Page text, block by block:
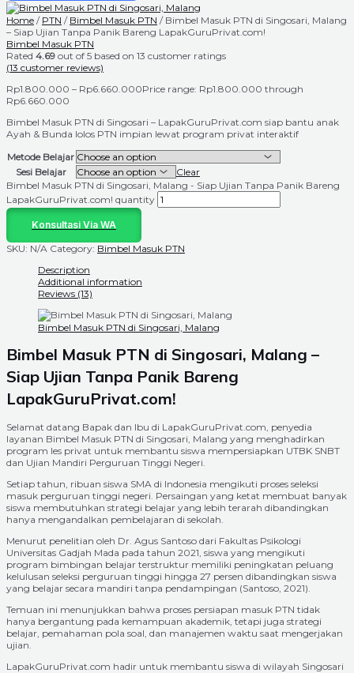
Home / PTN / Bimbel Masuk PTN / Bimbel Masuk PTN di Singosari, Malang
– Siap Ujian Tanpa Panik Bareng LapakGuruPrivat.com!
Bimbel Masuk PTN
Rated 4.69 out of 5 based on 13 customer ratings
(13 customer reviews)
Rp1.800.000 – Rp6.660.000Price range: Rp1.800.000 through
Rp6.660.000
Bimbel Masuk PTN di Singosari – LapakGuruPrivat.com siap bantu anak
Ayah & Bunda lolos PTN impian lewat program privat interaktif
Metode Belajar
Sesi Belajar
Clear
Bimbel Masuk PTN di Singosari, Malang - Siap Ujian Tanpa Panik Bareng
LapakGuruPrivat.com! quantity
Konsultasi Via WA
SKU: N/A Category: Bimbel Masuk PTN
Description
Additional information
Reviews (13)
Bimbel Masuk PTN di Singosari, Malang
Bimbel Masuk PTN di Singosari, Malang –
Siap Ujian Tanpa Panik Bareng
LapakGuruPrivat.com!
Selamat datang Bapak dan Ibu di LapakGuruPrivat.com, penyedia
layanan Bimbel Masuk PTN di Singosari, Malang yang menghadirkan
program les privat untuk membantu siswa mempersiapkan UTBK SNBT
dan Ujian Mandiri Perguruan Tinggi Negeri.
Setiap tahun, ribuan siswa SMA di Indonesia mengikuti proses seleksi
masuk perguruan tinggi negeri. Persaingan yang ketat membuat banyak
siswa membutuhkan strategi belajar yang lebih terarah dibandingkan
hanya mengandalkan pembelajaran di sekolah.
Menurut penelitian oleh Dr. Agus Santoso dari Fakultas Psikologi
Universitas Gadjah Mada pada tahun 2021, siswa yang mengikuti
program bimbingan belajar terstruktur memiliki peningkatan peluang
kelulusan seleksi perguruan tinggi hingga 27 persen dibandingkan siswa
yang belajar secara mandiri tanpa pendampingan (Santoso, 2021).
Temuan ini menunjukkan bahwa proses persiapan masuk PTN tidak
hanya bergantung pada kemampuan akademik, tetapi juga strategi
belajar, pemahaman pola soal, dan manajemen waktu saat mengerjakan
ujian.
LapakGuruPrivat.com hadir untuk membantu siswa di wilayah Singosari